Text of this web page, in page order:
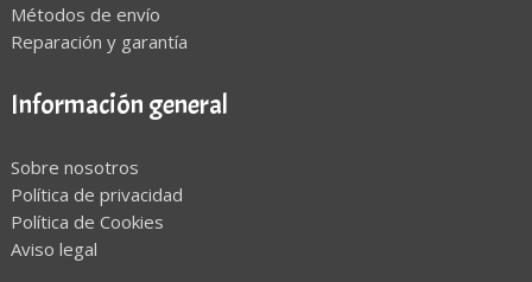
Métodos de envío
Reparación y garantía
Información general
Sobre nosotros
Política de privacidad
Política de Cookies
Aviso legal